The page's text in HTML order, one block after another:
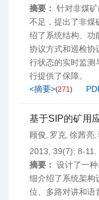
摘要： 针对非煤
不足，提出了非煤
绍了系统结构、功
协议方式和巡检协
行状态的实时监测
行提供了保障。
<摘要>(271)
基于SIP的矿用
顾俊, 罗克, 徐茜亮,
2013, 39(7): 8-11.
摘要： 设计了一
细介绍了系统架构
位、多路对讲和语